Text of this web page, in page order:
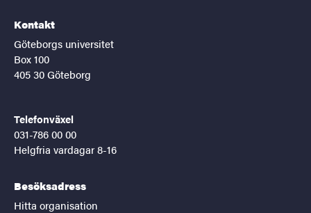
Kontakt
Göteborgs universitet
Box 100
405 30 Göteborg
Telefonväxel
031-786 00 00
Helgfria vardagar 8-16
Besöksadress
Hitta organisation